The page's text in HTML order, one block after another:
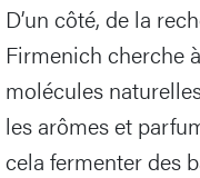
D’un côté, de la
Firmenich cherche
molécules
les arômes et
cela fermenter des